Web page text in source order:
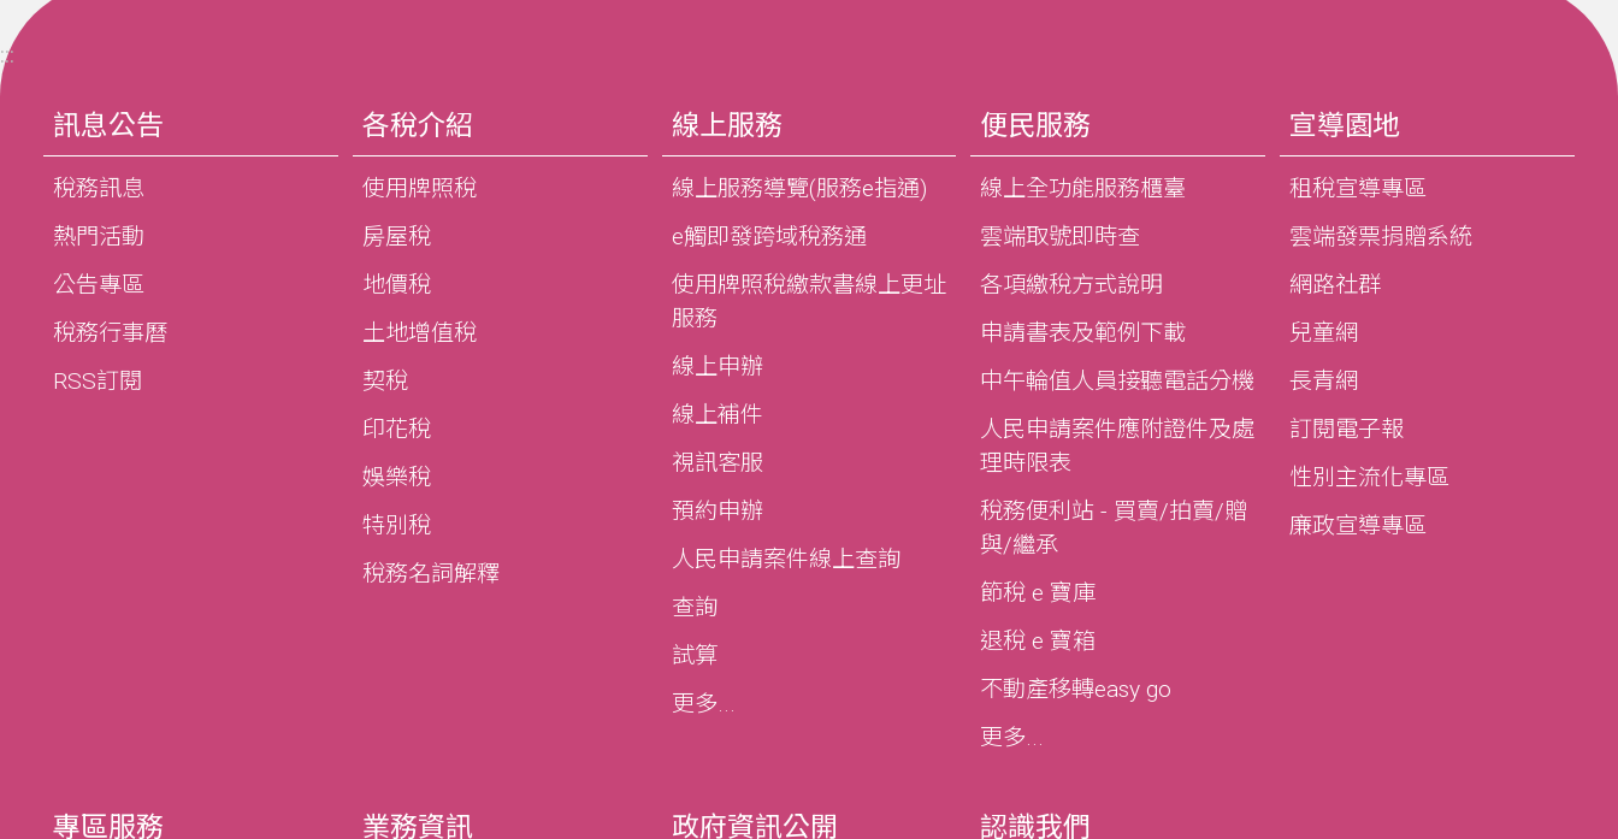
:::
訊息公告
稅務訊息
熱門活動
公告專區
稅務行事曆
RSS訂閱
各稅介紹
使用牌照稅
房屋稅
地價稅
土地增值稅
契稅
印花稅
娛樂稅
特別稅
稅務名詞解釋
線上服務
線上服務導覽(服務e指通)
e觸即發跨域稅務通
使用牌照稅繳款書線上更址
服務
線上申辦
線上補件
視訊客服
預約申辦
人民申請案件線上查詢
查詢
試算
更多...
便民服務
線上全功能服務櫃臺
雲端取號即時查
各項繳稅方式說明
申請書表及範例下載
中午輪值人員接聽電話分機
人民申請案件應附證件及處
理時限表
稅務便利站 - 買賣/拍賣/贈
與/繼承
節稅 e 寶庫
退稅 e 寶箱
不動產移轉easy go
更多...
宣導園地
租稅宣導專區
雲端發票捐贈系統
網路社群
兒童網
長青網
訂閱電子報
性別主流化專區
廉政宣導專區
專區服務 業務資訊 政府資訊公開 認識我們